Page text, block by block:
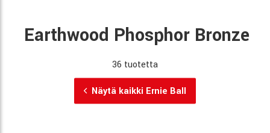
Earthwood Phosphor Bronze
36 tuotetta
Näytä kaikki Ernie Ball